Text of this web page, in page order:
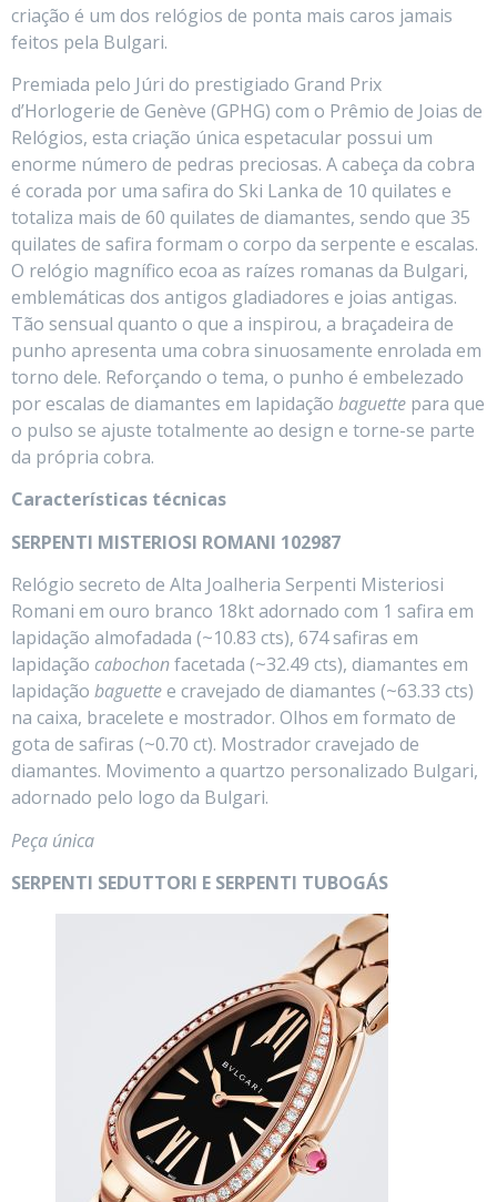
criação é um dos relógios de ponta mais caros jamais
feitos pela Bulgari.
Premiada pelo Júri do prestigiado Grand Prix
d’Horlogerie de Genève (GPHG) com o Prêmio de Joias de
Relógios, esta criação única espetacular possui um
enorme número de pedras preciosas. A cabeça da cobra
é corada por uma safira do Ski Lanka de 10 quilates e
totaliza mais de 60 quilates de diamantes, sendo que 35
quilates de safira formam o corpo da serpente e escalas.
O relógio magnífico ecoa as raízes romanas da Bulgari,
emblemáticas dos antigos gladiadores e joias antigas.
Tão sensual quanto o que a inspirou, a braçadeira de
punho apresenta uma cobra sinuosamente enrolada em
torno dele. Reforçando o tema, o punho é embelezado
por escalas de diamantes em lapidação baguette para que
o pulso se ajuste totalmente ao design e torne-se parte
da própria cobra.
Características técnicas
SERPENTI MISTERIOSI ROMANI 102987
Relógio secreto de Alta Joalheria Serpenti Misteriosi
Romani em ouro branco 18kt adornado com 1 safira em
lapidação almofadada (~10.83 cts), 674 safiras em
lapidação cabochonfacetada (~32.49 cts), diamantes em
lapidação baguettee cravejado de diamantes (~63.33 cts)
na caixa, bracelete e mostrador. Olhos em formato de
gota de safiras (~0.70 ct). Mostrador cravejado de
diamantes. Movimento a quartzo personalizado Bulgari,
adornado pelo logo da Bulgari.
Peça única
SERPENTI SEDUTTORI E SERPENTI TUBOGÁS